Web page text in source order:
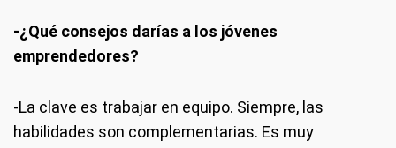
-¿Qué consejos darías a los jóvenes
emprendedores?
-La clave es trabajar en equipo. Siempre, las
habilidades son complementarias. Es muy